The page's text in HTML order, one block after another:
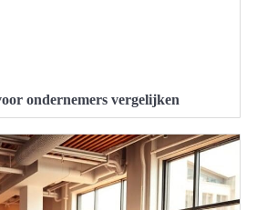
ondernemers vergelijken